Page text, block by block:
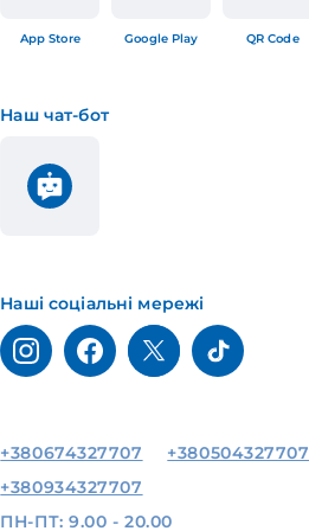
App Store Google Play QR Code
Наш чат-бот
Наші соціальні мережі
+380674327707
+380504327707
+380934327707
ПН-ПТ: 9.00 - 20.00